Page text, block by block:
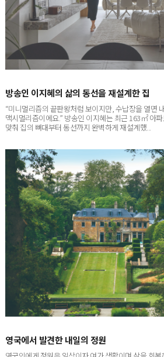
방송인 이지혜의 삶의 동선을 재설계한 집
“미니멀리즘의 끝판왕처럼 보이지만, 수납장을 열면
맥시멀리즘이에요.” 방송인 이지혜는 최근 163㎡ 아파
영국에서 발견한 내일의 정원